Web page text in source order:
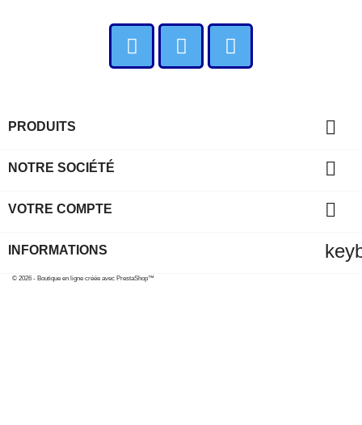
PRODUITS 
NOTRE SOCIÉTÉ 
VOTRE COMPTE 
INFORMATIONS
© 2026 - Boutique en ligne créée avec PrestaShop™